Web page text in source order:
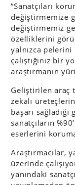
“Sanatçıları
değiştirmemize
değiştirmemiz
özelliklerini
yalnızca
çalıştığınız bir
araştırmanın
Geliştirilen araç
zekalı
başarı
sanatçıların
eserlerini
Araştırmacılar,
üzerinde
yanındaki